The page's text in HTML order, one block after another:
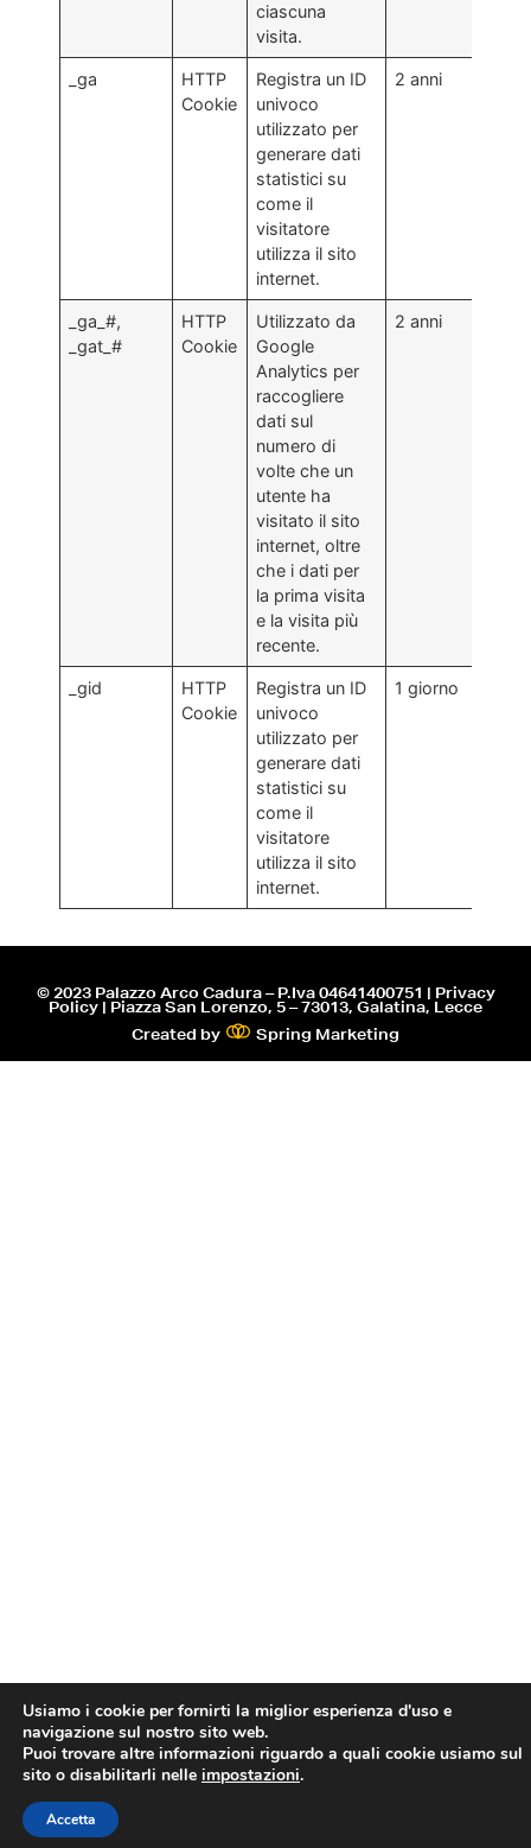
ciascuna
visita.
_ga
HTTP
Cookie
Registra un ID
univoco
utilizzato per
generare dati
statistici su
come il
visitatore
utilizza il sito
internet.
2 anni
_ga_#,
_gat_#
HTTP
Cookie
Utilizzato da
Google
Analytics per
raccogliere
dati sul
numero di
volte che un
utente ha
visitato il sito
internet, oltre
che i dati per
la prima visita
e la visita più
recente.
2 anni
_gid
HTTP
Cookie
Registra un ID
univoco
utilizzato per
generare dati
statistici su
come il
visitatore
utilizza il sito
internet.
1 giorno
© 2023 Palazzo Arco Cadura – P.Iva 04641400751 | Privacy
Policy | Piazza San Lorenzo, 5 – 73013, Galatina, Lecce
Created by
Spring Marketing
PRENOTA
Usiamo i cookie per fornirti la miglior esperienza d'uso e
navigazione sul nostro sito web.
Puoi trovare altre informazioni riguardo a quali cookie usiamo sul
sito o disabilitarli nelle impostazioni.
Accetta